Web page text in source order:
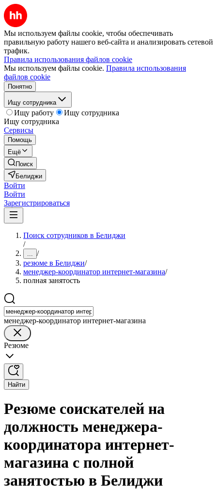
Мы используем файлы cookie, чтобы обеспечивать
правильную работу нашего веб-сайта и анализировать сетевой
трафик.
Правила использования файлов cookie
Мы используем файлы cookie. Правила использования
файлов cookie
Понятно
Ищу сотрудника
Ищу работу
Ищу сотрудника
Ищу сотрудника
Сервисы
Помощь
Ещё
Поиск
Белиджи
Войти
Войти
Зарегистрироваться
Поиск сотрудников в Белиджи
/
... /
резюме в Белиджи/
менеджер-координатор интернет-магазина/
полная занятость
менеджер-координатор интернет-магазина
Резюме
Найти
Резюме соискателей на
должность менеджера-
координатора интернет-
магазина с полной
занятостью в Белиджи